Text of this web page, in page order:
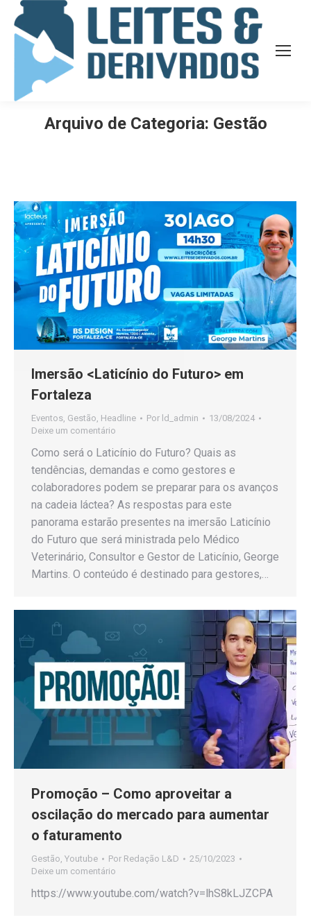
Arquivo de Categoria: Gestão
Imersão <Laticínio do Futuro> em
Fortaleza
Eventos Gestão Headline Por ld_admin
13/08/2024
Deixe um comentário
Como será o Laticínio do Futuro? Quais as
tendências, demandas e como gestores e
colaboradores podem se preparar para os avanços
na cadeia láctea? As respostas para este
panorama estarão presentes na imersão Laticínio
do Futuro que será ministrada pelo Médico
Veterinário, Consultor e Gestor de Laticínio, George
Martins. O conteúdo é destinado para gestores,…
Promoção – Como aproveitar a
oscilação do mercado para aumentar
o faturamento
Gestão Youtube Por Redação L&D
25/10/2023
Deixe um comentário
https://www.youtube.com/watch?v=lhS8kLJZCPA